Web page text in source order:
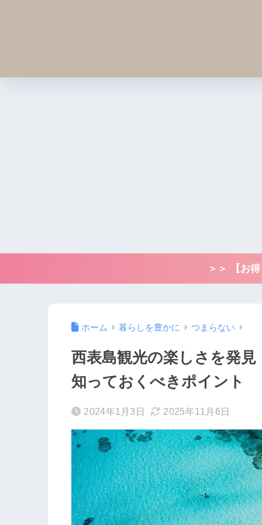
＞＞ 【お
ホーム 暮らしを豊かに つまらない
西表島観光の楽しさを発
知っておくべきポイント
2024年1月3日 2025年11月6日